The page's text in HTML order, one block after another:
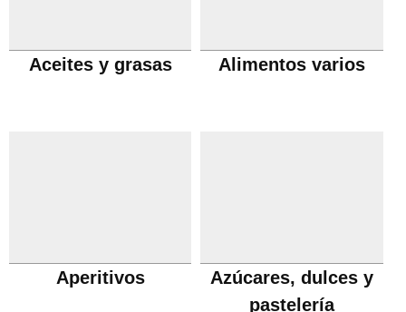
Aceites y grasas Alimentos varios
Aperitivos
Azúcares, dulces y
pastelería